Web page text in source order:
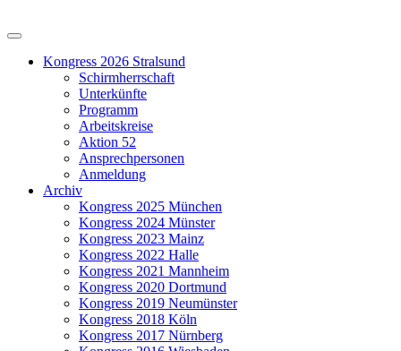
Kongress 2026 Stralsund
Schirmherrschaft
Unterkünfte
Programm
Arbeitskreise
Aktion 52
Ansprechpersonen
Anmeldung
Archiv
Kongress 2025 München
Kongress 2024 Münster
Kongress 2023 Mainz
Kongress 2022 Halle
Kongress 2021 Mannheim
Kongress 2020 Dortmund
Kongress 2019 Neumünster
Kongress 2018 Köln
Kongress 2017 Nürnberg